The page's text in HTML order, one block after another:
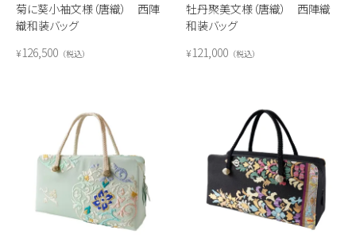
菊に葵小袖文様（唐織） 西陣
織和装バッグ
¥126,500 税込
牡丹聚美文様（唐織） 西陣織
和装バッグ
¥121,000 税込